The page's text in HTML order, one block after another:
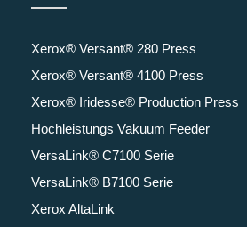
Xerox® Versant® 280 Press
Xerox® Versant® 4100 Press
Xerox® Iridesse® Production Press
Hochleistungs Vakuum Feeder
VersaLink® C7100 Serie
VersaLink® B7100 Serie
Xerox AltaLink